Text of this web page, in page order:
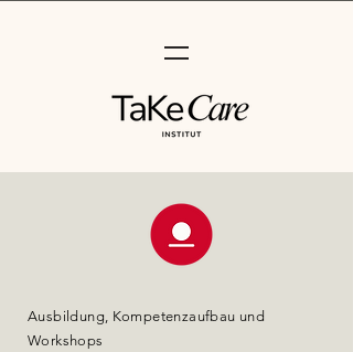
Ausbildung, Kompetenzaufbau und
Workshops